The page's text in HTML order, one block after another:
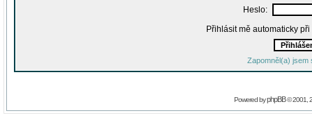
Heslo:
Přihlásit mě automaticky
Zapomněl(a) jsem
Powered byphpBB© 2001,